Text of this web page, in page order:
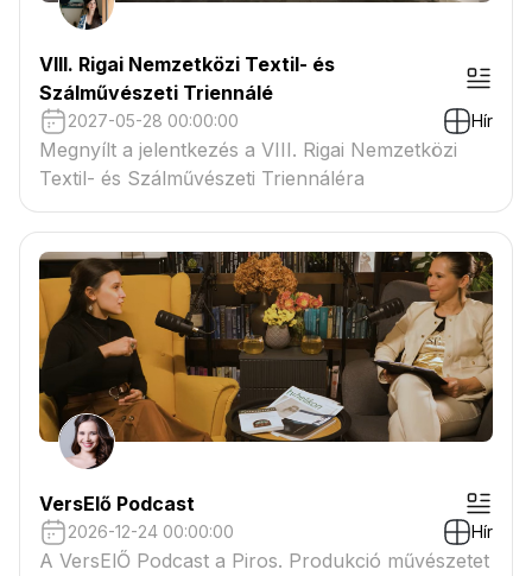
VIII. Rigai Nemzetközi Textil- és
Szálművészeti Triennálé
2027-05-28 00:00:00 Hír
Megnyílt a jelentkezés a VIII. Rigai Nemzetközi
Textil- és Szálművészeti Triennáléra
VersElő Podcast
2026-12-24 00:00:00 Hír
A VersElŐ Podcast a Piros. Produkció művészetet